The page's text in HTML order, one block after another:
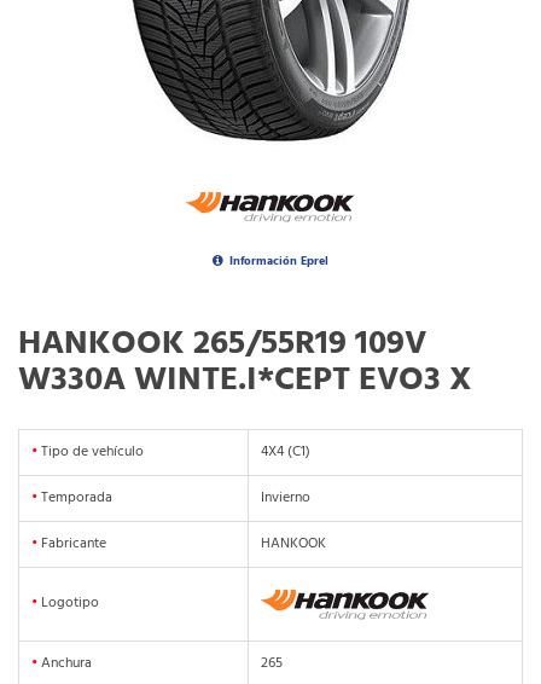
Información Eprel
HANKOOK 265/55R19 109V
W330A WINTE.I*CEPT EVO3 X
•Tipo de vehículo
4X4 (C1)
•Temporada
Invierno
• Fabricante HANKOOK
• Logotipo
•Anchura
265